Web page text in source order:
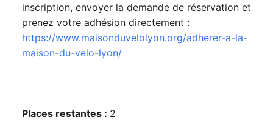
inscription, envoyer la demande de réservation et
prenez votre adhésion directement :
https://www.maisonduvelolyon.org/adherer-a-la-
maison-du-velo-lyon/
Places restantes : 2